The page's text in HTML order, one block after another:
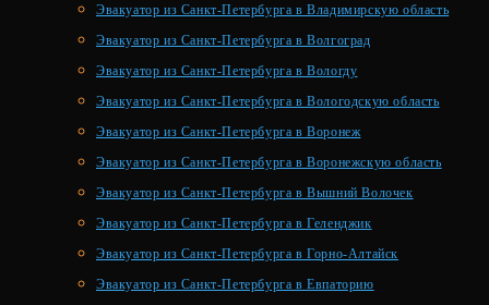
Эвакуатор из Санкт-Петербурга в Владимирскую область
Эвакуатор из Санкт-Петербурга в Волгоград
Эвакуатор из Санкт-Петербурга в Вологду
Эвакуатор из Санкт-Петербурга в Вологодскую область
Эвакуатор из Санкт-Петербурга в Воронеж
Эвакуатор из Санкт-Петербурга в Воронежскую область
Эвакуатор из Санкт-Петербурга в Вышний Волочек
Эвакуатор из Санкт-Петербурга в Геленджик
Эвакуатор из Санкт-Петербурга в Горно-Алтайск
Эвакуатор из Санкт-Петербурга в Евпаторию